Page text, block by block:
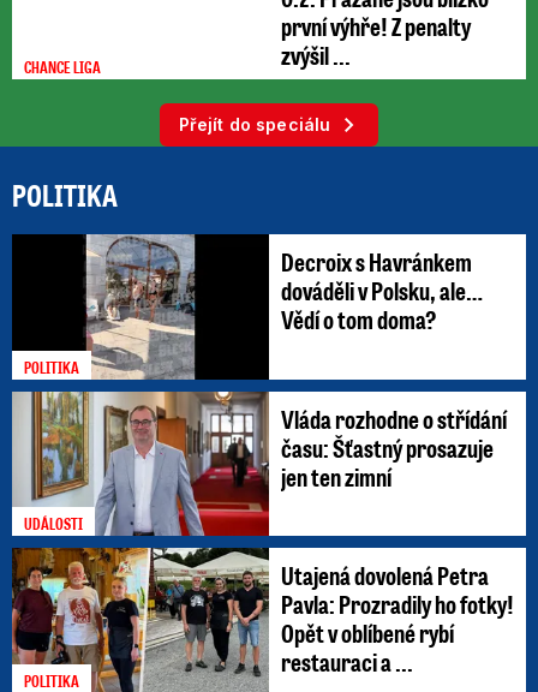
CHANCE LIGA
první výhře! Z penalty
zvýšil ...
Přejít do speciálu
POLITIKA
POLITIKA
Decroix s Havránkem
dováděli v Polsku, ale…
Vědí o tom doma?
UDÁLOSTI
Vláda rozhodne o střídání
času: Šťastný prosazuje
jen ten zimní
POLITIKA
Utajená dovolená Petra
Pavla: Prozradily ho fotky!
Opět v oblíbené rybí
restauraci a ...